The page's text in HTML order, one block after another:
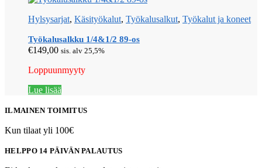
Hylsysarjat, Käsityökalut, Työkalusalkut, Työkalut ja koneet
Työkalusalkku 1/4&1/2 89-os
€149,00 sis. alv 25,5%
Loppuunmyyty
Lue lisää
ILMAINEN TOIMITUS
Kun tilaat yli 100€
HELPPO 14 PÄIVÄN PALAUTUS